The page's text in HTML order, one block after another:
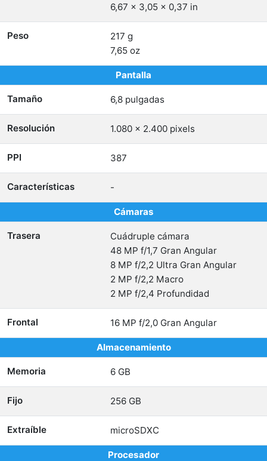
6,67 x 3,05 x 0,37 in
Peso
217 g
7,65 oz
Pantalla
Tamaño 6,8 pulgadas
Resolución 1.080 x 2.400 pixels
PPI 387
Características -
Cámaras
Trasera
Cuádruple cámara
48 MP f/1,7 Gran Angular
8 MP f/2,2 Ultra Gran Angular
2 MP f/2,2 Macro
2 MP f/2,4 Profundidad
Frontal 16 MP f/2,0 Gran Angular
Almacenamiento
Memoria 6 GB
Fijo 256 GB
Extraíble microSDXC
Procesador